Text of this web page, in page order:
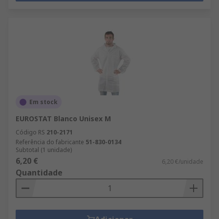
Em stock
EUROSTAT Blanco Unisex M
Código RS 210-2171
Referência do fabricante 51-830-0134
Subtotal (1 unidade)
6,20 € 6,20 €/unidade
Quantidade